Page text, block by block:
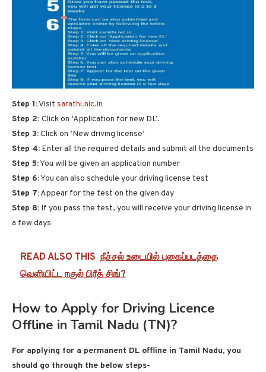
Step 1:Visit sarathi.nic.in
Step 2: Click on ‘Application for new DL’.
Step 3:Click on ‘New driving license’
Step 4: Enter all the required details and submit all the documents
Step 5:You will be given an application number
Step 6:You can also schedule your driving license test
Step 7:Appear for the test on the given day
Step 8: If you pass the test, you will receive your driving license in
a few days
READ ALSO THIS நீச்சல் உடையில் புகைப்படத்தை
வெளியிட்ட ரகுல் பிரீத் சிங்?
How to Apply for Driving Licence
Offline in Tamil Nadu (TN)?
For applying for a permanent DL offline in Tamil Nadu, you
should go through the below steps-